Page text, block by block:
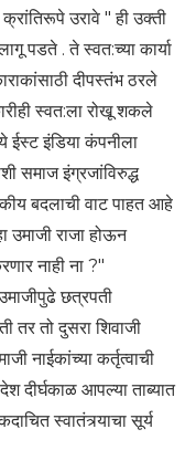
उरावे " ही उक्ती
पडते . ते स्वत:च्या कार्या
दीपस्तंभ ठरले
स्वत:ला रोखू शकले
ईस्ट इंडिया कंपनीला
समाज इंग्रजांविरुद्ध
बदलाची वाट पाहत आहे
उमाजी राजा होऊन
नाही ना ?"
छत्रपती
तर तो दुसरा शिवाजी
नाईकांच्या कर्तृत्वाची
दीर्घकाळ आपल्या ताब्यात
स्वातंत्र्याचा सूर्य